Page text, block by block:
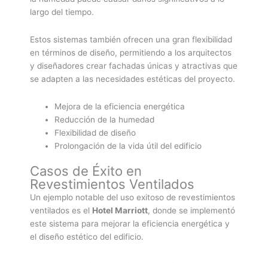
largo del tiempo.
Estos sistemas también ofrecen una gran flexibilidad
en términos de diseño, permitiendo a los arquitectos
y diseñadores crear fachadas únicas y atractivas que
se adapten a las necesidades estéticas del proyecto.
Mejora de la eficiencia energética
Reducción de la humedad
Flexibilidad de diseño
Prolongación de la vida útil del edificio
Casos de Éxito en
Revestimientos Ventilados
Un ejemplo notable del uso exitoso de revestimientos
ventilados es el Hotel Marriott, donde se implementó
este sistema para mejorar la eficiencia energética y
el diseño estético del edificio.